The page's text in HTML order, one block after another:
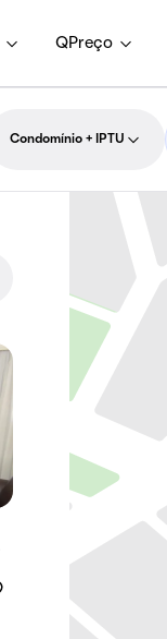
QPreço
Condomínio + IPTU